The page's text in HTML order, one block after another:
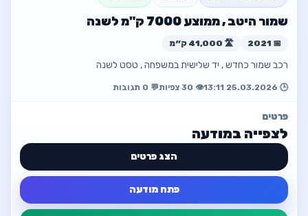
שמור היטב , ממוצע 7000 ק"מ לשנה
📅 2021 🛣️ 41,000 ק״מ
רכב שמור כחדש , יד שלישית במשפחה , טסט לשנה
🕒 25.03.2026 13:11 👁️ 30 צפיות 💬 0 תגובות
פרטים
לצפייה במודעה
הצג פרטים
פתח מודעה